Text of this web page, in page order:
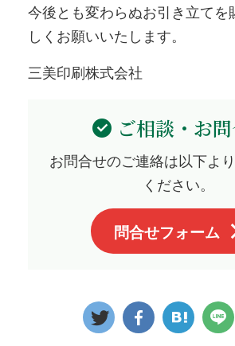
今後とも変わらぬお引き立てを
しくお願いいたします。
三美印刷株式会社
ご相談・お
お問合せのご連絡は以下よ
ください。
問合せフォーム